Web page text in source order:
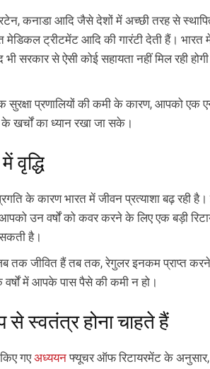
कनाडा आदि जैसे देशों में अच्छी तरह से स्थापित
ट्रीटमेंट आदि की गारंटी देती हैं। भारत
सरकार से ऐसी कोई सहायता नहीं मिल रही
सुरक्षा प्रणालियों की कमी के कारण, आपको एक
खर्चों का ध्यान रखा जा सके।
वृद्धि
प्रगति के कारण भारत में जीवन प्रत्याशा बढ़
उन वर्षों को कवर करने के लिए एक बड़ी
है।
तक जीवित हैं तब तक, रेगुलर इनकम प्राप्त
में आपके पास पैसे की कमी न हो।
स्वतंत्र होना चाहते हैं
किए गएअध्ययनफ्यूचर ऑफ रिटायरमेंट के अनुसार,